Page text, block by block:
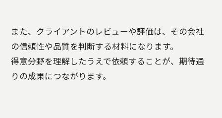
また、クライアントのレビューや評価は、その会社
の信頼性や品質を判断する材料になります。
得意分野を理解したうえで依頼することが、期待通
りの成果につながります。